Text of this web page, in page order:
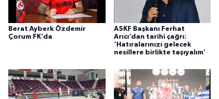
Berat Ayberk Özdemir
Çorum FK’da
ASKF Başkanı Ferhat
Arıcı’dan tarihi çağrı:
‘Hatıralarınızı gelecek
nesillere birlikte taşıyalım’